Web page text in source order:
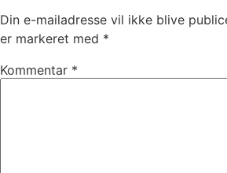
Din e-mailadresse vil ikke blive
er markeret med *
Kommentar *